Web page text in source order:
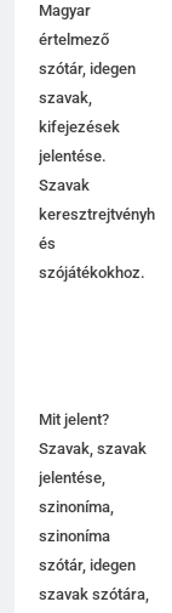
Magyar
értelmező
szótár, idegen
szavak,
kifejezések
jelentése.
Szavak
keresztrejtvényhez
és
szójátékokhoz.
Mit jelent?
Szavak, szavak
jelentése,
szinoníma,
szinoníma
szótár, idegen
szavak szótára,